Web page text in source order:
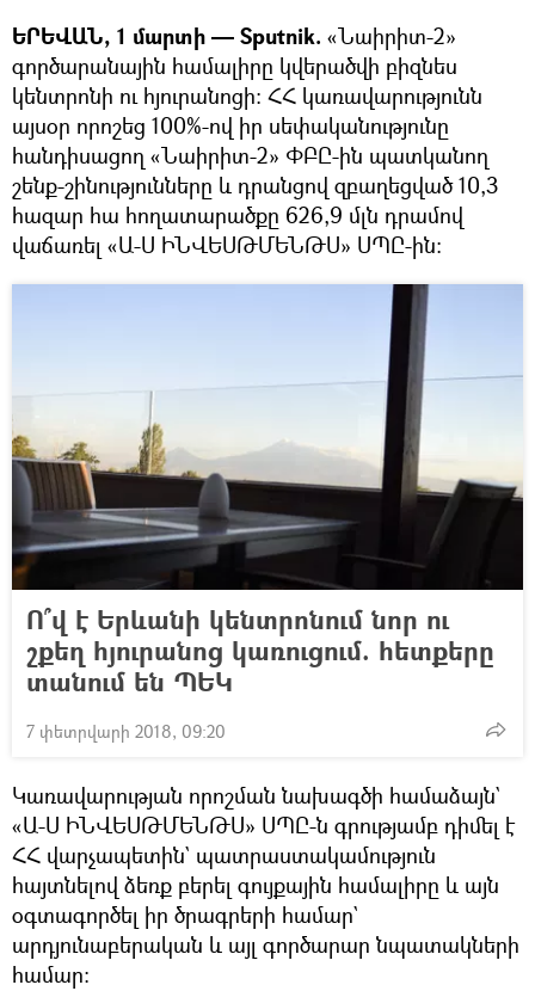
ԵՐԵՎԱՆ, 1 մարտի — Sputnik. «Նաիրիտ-2»
գործարանային համալիրը կվերածվի բիզնես
կենտրոնի ու հյուրանոցի։ ՀՀ կառավարությունն
այսօր որոշեց 100%-ով իր սեփականությունը
հանդիսացող «Նաիրիտ-2» ՓԲԸ-ին պատկանող
շենք-շինությունները և դրանցով զբաղեցված 10,3
հազար հա հողատարածքը 626,9 մլն դրամով
վաճառել «Ա-Ս ԻՆՎԵՍԹՄԵՆԹՍ» ՍՊԸ-ին:
Ո՞վ է Երևանի կենտրոնում նոր ու
շքեղ հյուրանոց կառուցում. հետքերը
տանում են ՊԵԿ
7 փետրվարի 2018, 09:20
Կառավարության որոշման նախագծի համաձայն`
«Ա-Ս ԻՆՎԵՍԹՄԵՆԹՍ» ՍՊԸ-ն գրությամբ դիմել է
ՀՀ վարչապետին` պատրաստակամություն
հայտնելով ձեռք բերել գույքային համալիրը և այն
օգտագործել իր ծրագրերի համար`
արդյունաբերական և այլ գործարար նպատակների
համար: